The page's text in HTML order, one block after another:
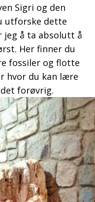
Sigri og den
utforske dette
jeg å ta absolutt å
Her finner du
fossiler og flotte
hvor du kan lære
forøvrig.